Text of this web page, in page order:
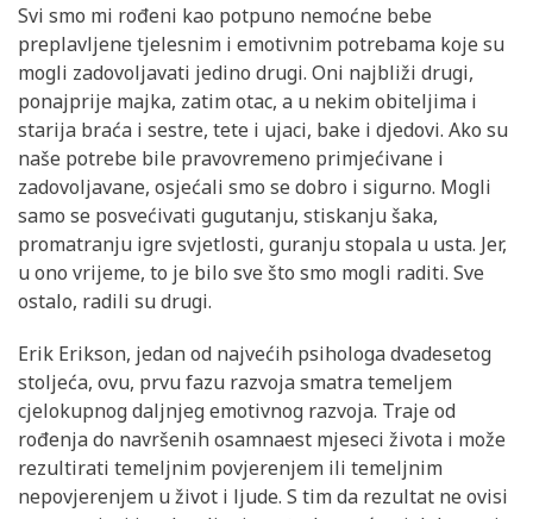
Svi smo mi rođeni kao potpuno nemoćne bebe
preplavljene tjelesnim i emotivnim potrebama koje su
mogli zadovoljavati jedino drugi. Oni najbliži drugi,
ponajprije majka, zatim otac, a u nekim obiteljima i
starija braća i sestre, tete i ujaci, bake i djedovi. Ako su
naše potrebe bile pravovremeno primjećivane i
zadovoljavane, osjećali smo se dobro i sigurno. Mogli
samo se posvećivati gugutanju, stiskanju šaka,
promatranju igre svjetlosti, guranju stopala u usta. Jer,
u ono vrijeme, to je bilo sve što smo mogli raditi. Sve
ostalo, radili su drugi.
Erik Erikson, jedan od najvećih psihologa dvadesetog
stoljeća, ovu, prvu fazu razvoja smatra temeljem
cjelokupnog daljnjeg emotivnog razvoja. Traje od
rođenja do navršenih osamnaest mjeseci života i može
rezultirati temeljnim povjerenjem ili temeljnim
nepovjerenjem u život i ljude. S tim da rezultat ne ovisi